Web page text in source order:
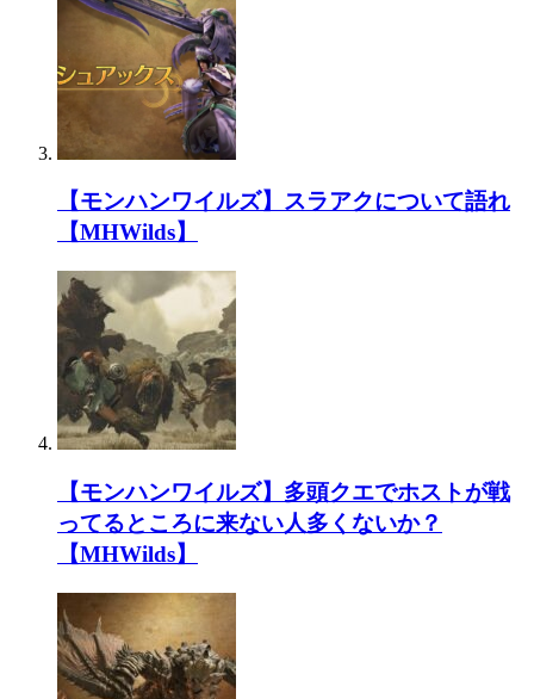
引用元:・【MHRise】モンスターハンターライズ HR780
【モンハンワイルズ】スラアクについて語れ
【MHWilds】
【モンハンワイルズ】多頭クエでホストが戦
ってるところに来ない人多くないか？
【MHWilds】